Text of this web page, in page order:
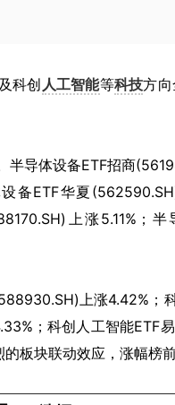
科创 人工智能等科技方
半导体设备ETF招商
备ETF华夏
上涨5.11%；
上涨4.42%；
；科创人工智能ETF
板块联动效应，涨幅榜